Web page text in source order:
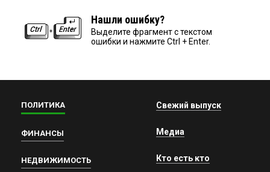
Нашли ошибку?
Выделите фрагмент с текстом
ошибки и нажмите Ctrl + Enter.
ПОЛИТИКА
ФИНАНСЫ
НЕДВИЖИМОСТЬ
Свежий выпуск
Медиа
Кто есть кто